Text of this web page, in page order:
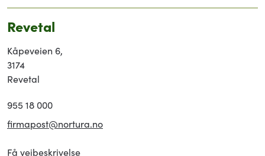
Revetal
Kåpeveien 6,
3174
Revetal
955 18 000
firmapost@nortura.no
Få veibeskrivelse